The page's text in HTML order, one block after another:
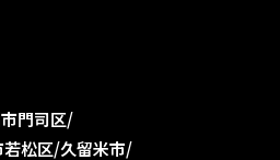
門司区
松区 久留米市